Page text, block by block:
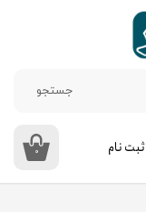
جستجو
۰ ثبت نام